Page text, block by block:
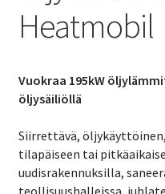
Heatmobil
Vuokraa 195kW
öljysäiliöllä
Siirrettävä,
tilapäiseen tai
uudisrakennuksilla,